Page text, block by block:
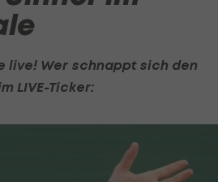
live! Wer schnappt sich den
LIVE-Ticker: